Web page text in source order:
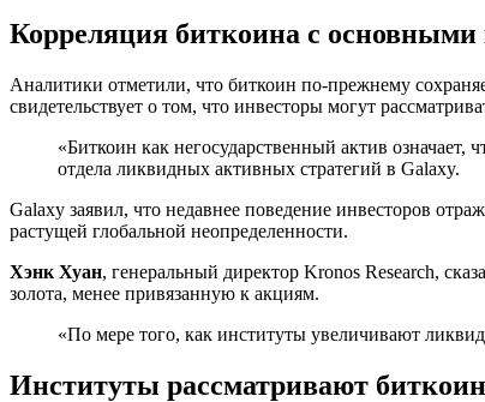
Корреляция биткоина с основными
Аналитики отметили, что биткоин по-прежнему
свидетельствует о том, что инвесторы могут
«Биткоин как негосударственный актив
отдела ликвидных активных стратегий в Galaxy.
Galaxy заявил, что недавнее поведение инвесторов
растущей глобальной неопределенности.
Хэнк Хуан, генеральный директор Kronos Research,
золота, менее привязанную к акциям.
«По мере того, как институты увеличивают
Институты рассматривают